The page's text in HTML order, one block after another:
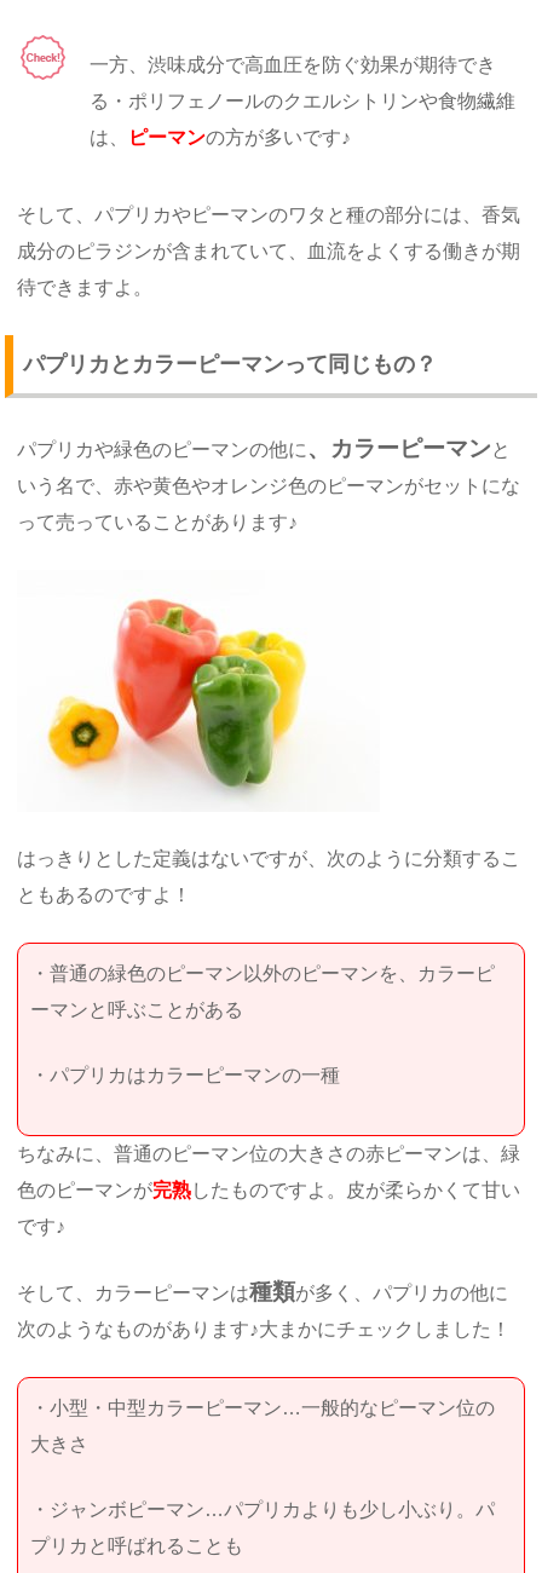
一方、渋味成分で高血圧を防ぐ効果が期待でき
る・ポリフェノールのクエルシトリンや食物繊維
は、
ピーマンの方が多いです♪
そして、パプリカやピーマンのワタと種の部分には、香気
成分のピラジンが含まれていて、血流をよくする働きが期
待できますよ。
パプリカとカラーピーマンって同じもの？
パプリカや緑色のピーマンの他に 、カラーピーマン と
いう名で、赤や黄色やオレンジ色のピーマンがセットにな
って売っていることがあります♪
はっきりとした定義はないですが、次のように分類するこ
ともあるのですよ！
・普通の緑色のピーマン以外のピーマンを、カラーピ
ーマンと呼ぶことがある
・パプリカはカラーピーマンの一種
ちなみに、普通のピーマン位の大きさの赤ピーマンは、緑
色のピーマンが完熟したものですよ。皮が柔らかくて甘い
です♪
そして、カラーピーマンは種類が多く、パプリカの他に
次のようなものがあります♪大まかにチェックしました！
・小型・中型カラーピーマン…一般的なピーマン位の
大きさ
・ジャンボピーマン…パプリカよりも少し小ぶり。パ
プリカと呼ばれることも